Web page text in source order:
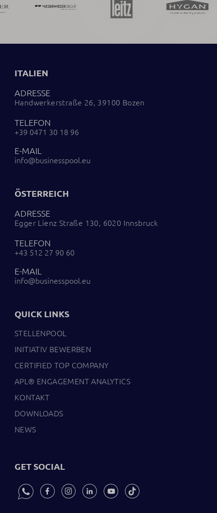
ITALIEN
ADRESSE
Handwerkerstraße 26, 39100 Bozen
TELEFON
+39 0471 30 18 96
E-MAIL
info@businesspool.eu
ÖSTERREICH
ADRESSE
Egger Lienz Straße 130, 6020 Innsbruck
TELEFON
+43 512 27 90 60
E-MAIL
info@businesspool.eu
QUICK LINKS
STELLENPOOL
INITIATIV BEWERBEN
CERTIFIED TOP COMPANY
APL® ENGAGEMENT ANALYTICS
KONTAKT
DOWNLOADS
NEWS
GET SOCIAL